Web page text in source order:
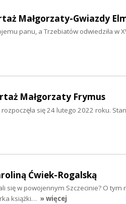
Małgorzaty-Gwiazdy
panu, a Trzebiatów odwiedziła w
Małgorzaty Frymus
się 24 lutego 2022 roku.
Ćwiek-Rogalską
się w powojennym Szczecinie? O tym
książki… » więcej